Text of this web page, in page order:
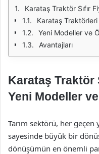
Karataş Traktör Sıfır
Karataş
Yeni Modeller ve
Avantajları
Karataş Traktör
Yeni Modeller
Tarım sektörü, her
sayesinde büyük bir
dönüşümün en önemli